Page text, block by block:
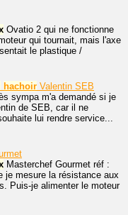
Ovatio 2 qui ne fonctionne
qui tournait, mais l'axe
le plastique /
hachoir Valentin SEB
sympa m'a demandé si je
de SEB, car il ne
lui rendre service...
Masterchef Gourmet réf :
je mesure la résistance aux
Puis-je alimenter le moteur